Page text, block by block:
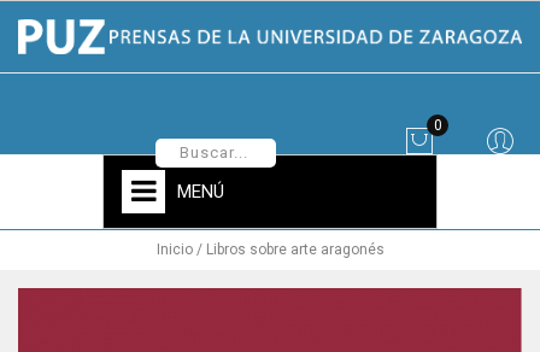
0
MENÚ
Inicio Libros sobre arte aragonés